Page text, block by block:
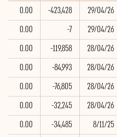
29/04/26
-423,428
0.00
29/04/26
-7
0.00
28/04/26
-119,858
0.00
28/04/26
-84,993
0.00
28/04/26
-76,805
0.00
28/04/26
-32,245
0.00
8/11/25
-34,485
0.00